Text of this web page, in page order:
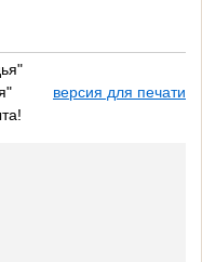
версия для печати